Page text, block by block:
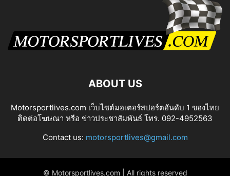
ABOUT US
Motorsportlives.com เว็บไซต์มอเตอร์สปอร์ตอันดับ 1 ของไทย
ติดต่อโฆษณา หรือ ข่าวประชาสัมพันธ์ โทร. 092-4952563
Contact us: motorsportlives@gmail.com
© Motorsportlives.com | All rights reserved